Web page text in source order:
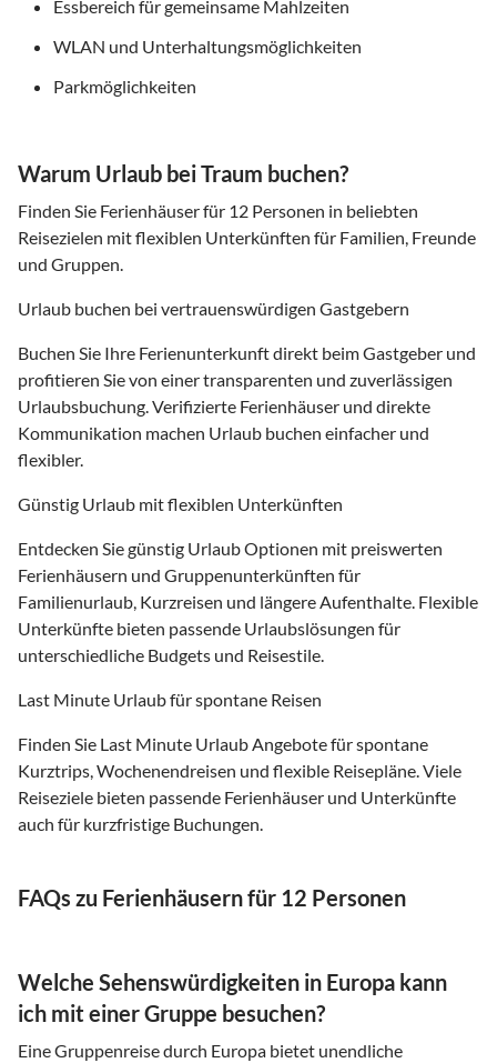
Essbereich für gemeinsame Mahlzeiten
WLAN und Unterhaltungsmöglichkeiten
Parkmöglichkeiten
Warum Urlaub bei Traum buchen?
Finden Sie Ferienhäuser für 12 Personen in beliebten
Reisezielen mit flexiblen Unterkünften für Familien, Freunde
und Gruppen.
Urlaub buchen bei vertrauenswürdigen Gastgebern
Buchen Sie Ihre Ferienunterkunft direkt beim Gastgeber und
profitieren Sie von einer transparenten und zuverlässigen
Urlaubsbuchung. Verifizierte Ferienhäuser und direkte
Kommunikation machen Urlaub buchen einfacher und
flexibler.
Günstig Urlaub mit flexiblen Unterkünften
Entdecken Sie günstig Urlaub Optionen mit preiswerten
Ferienhäusern und Gruppenunterkünften für
Familienurlaub, Kurzreisen und längere Aufenthalte. Flexible
Unterkünfte bieten passende Urlaubslösungen für
unterschiedliche Budgets und Reisestile.
Last Minute Urlaub für spontane Reisen
Finden Sie Last Minute Urlaub Angebote für spontane
Kurztrips, Wochenendreisen und flexible Reisepläne. Viele
Reiseziele bieten passende Ferienhäuser und Unterkünfte
auch für kurzfristige Buchungen.
FAQs zu Ferienhäusern für 12 Personen
Welche Sehenswürdigkeiten in Europa kann
ich mit einer Gruppe besuchen?
Eine Gruppenreise durch Europa bietet unendliche